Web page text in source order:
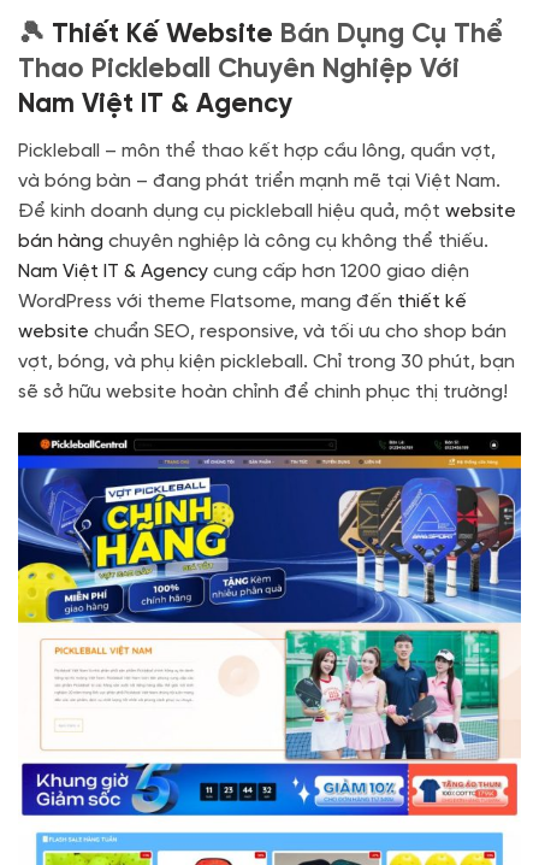
🔰 MUA KÈM TÊN MIỀN
Tên miền Quốc tế (+350.000 VND)
Tên miền Việt Nam(+600.000 VND)
🎾 Thiết Kế Website Bán Dụng Cụ Thể
Thao Pickleball Chuyên Nghiệp Với
Nam Việt IT & Agency
Pickleball – môn thể thao kết hợp cầu lông, quần vợt,
và bóng bàn – đang phát triển mạnh mẽ tại Việt Nam.
Để kinh doanh dụng cụ pickleball hiệu quả, một website
bán hàng chuyên nghiệp là công cụ không thể thiếu.
Nam Việt IT & Agency cung cấp hơn 1200 giao diện
WordPress với theme Flatsome, mang đến thiết kế
website chuẩn SEO, responsive, và tối ưu cho shop bán
vợt, bóng, và phụ kiện pickleball. Chỉ trong 30 phút, bạn
sẽ sở hữu website hoàn chỉnh để chinh phục thị trường!